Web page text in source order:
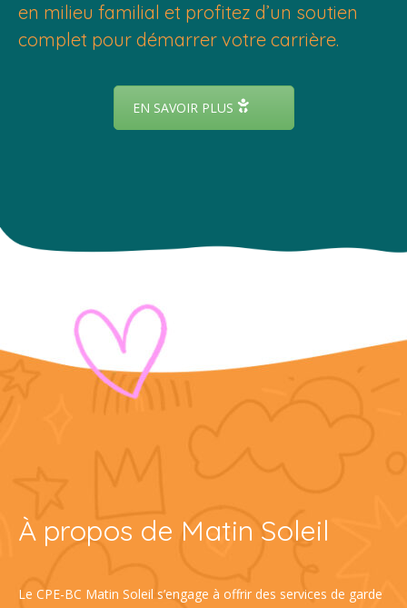
en milieu familial et profitez d’un soutien
complet pour démarrer votre carrière.
EN SAVOIR PLUS
À propos de Matin Soleil
Le CPE-BC Matin Soleil s’engage à offrir des services de garde